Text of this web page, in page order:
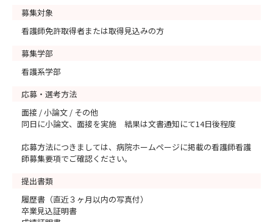
募集対象
看護師免許取得者または取得見込みの方
募集学部
看護系学部
応募・選考方法
面接 / 小論文 / その他
同日に小論文、面接を実施 結果は文書通知にて14日後程度
応募方法につきましては、病院ホームページに掲載の看護師看護
師募集要項でご確認ください。
提出書類
履歴書（直近３ヶ月以内の写真付）
卒業見込証明書